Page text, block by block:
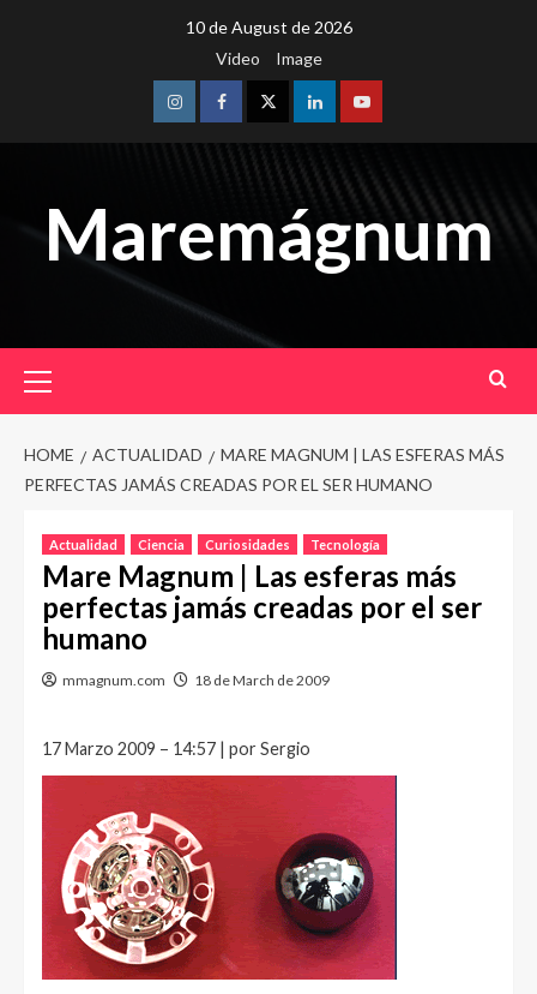
10 de August de 2026
Video
Image
InstagramFacebookTwitterLinkedinYoutube
Maremágnum
Menu
HOME ACTUALIDAD
MARE MAGNUM | LAS ESFERAS MÁS
PERFECTAS JAMÁS CREADAS POR EL SER HUMANO
Actualidad Ciencia Curiosidades Tecnología
Mare Magnum | Las esferas más
perfectas jamás creadas por el ser
humano
mmagnum.com 18 de March de 2009
17 Marzo 2009 – 14:57 | por Sergio